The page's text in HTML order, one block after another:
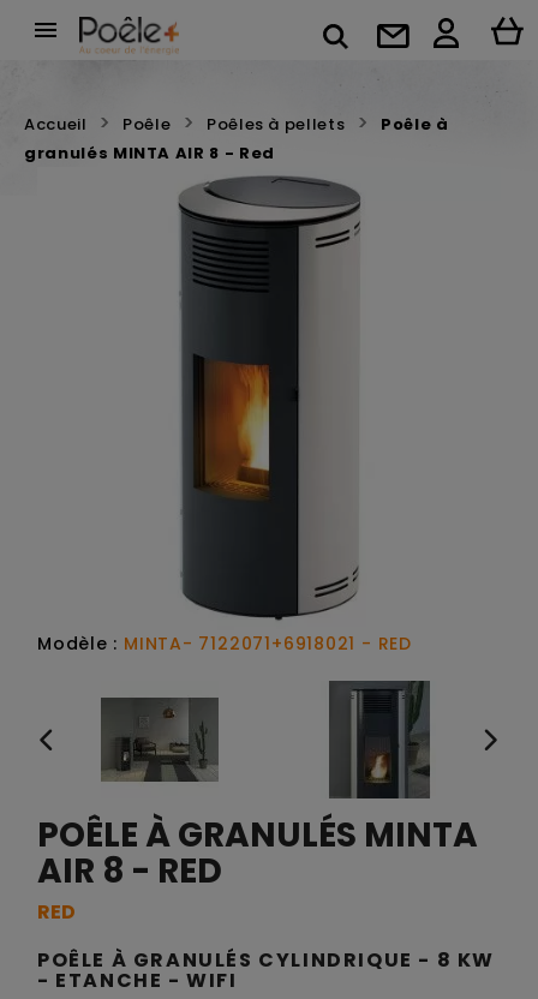

Accueil Poêle Poêles à pellets
Poêle à
granulés MINTA AIR 8 - Red
Modèle : MINTA- 7122071+6918021 - RED
POÊLE À GRANULÉS MINTA
AIR 8 - RED
RED
POÊLE À GRANULÉS CYLINDRIQUE - 8 KW
- ETANCHE - WIFI